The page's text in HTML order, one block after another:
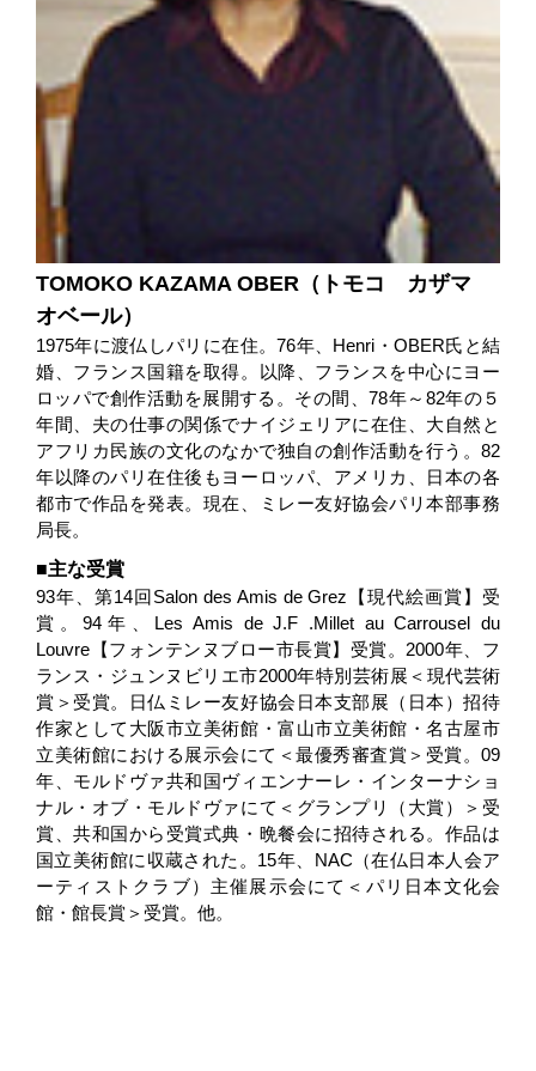
TOMOKO KAZAMA OBER（トモコ カザマ
オベール）
1975年に渡仏しパリに在住。76年、Henri・OBER氏と結
婚、フランス国籍を取得。以降、フランスを中心にヨー
ロッパで創作活動を展開する。その間、78年～82年の５
年間、夫の仕事の関係でナイジェリアに在住、大自然と
アフリカ民族の文化のなかで独自の創作活動を行う。82
年以降のパリ在住後もヨーロッパ、アメリカ、日本の各
都市で作品を発表。現在、ミレー友好協会パリ本部事務
局長。
主な受賞
93年、第14回Salon des Amis de Grez【現代絵画賞】受
賞。94年、Les Amis de J.F .Millet au Carrousel du
Louvre【フォンテンヌブロー市長賞】受賞。2000年、フ
ランス・ジュンヌビリエ市2000年特別芸術展＜現代芸術
賞＞受賞。日仏ミレー友好協会日本支部展（日本）招待
作家として大阪市立美術館・富山市立美術館・名古屋市
立美術館における展示会にて＜最優秀審査賞＞受賞。09
年、モルドヴァ共和国ヴィエンナーレ・インターナショ
ナル・オブ・モルドヴァにて＜グランプリ（大賞）＞受
賞、共和国から受賞式典・晩餐会に招待される。作品は
国立美術館に収蔵された。15年、NAC（在仏日本人会ア
ーティストクラブ）主催展示会にて＜パリ日本文化会
館・館長賞＞受賞。他。